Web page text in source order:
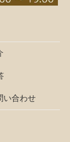
い合わせ